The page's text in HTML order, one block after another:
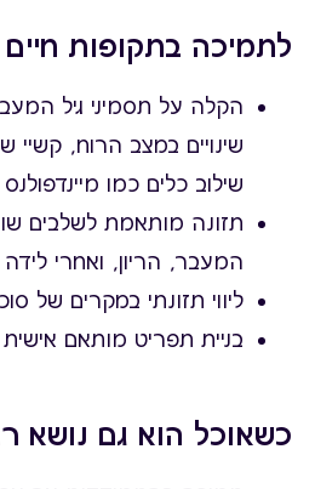
לתמיכה בתקופות חיים
הקלה על תסמיני גיל
שינויים במצב הרוח, קשיי
שילוב כלים כמו מיינדפולנס
תזונה מותאמת לשלבים
המעבר, הריון, ואחרי לידה
ליווי תזונתי במקרים של
בניית תפריט מותאם אישית
כשאוכל הוא גם נושא